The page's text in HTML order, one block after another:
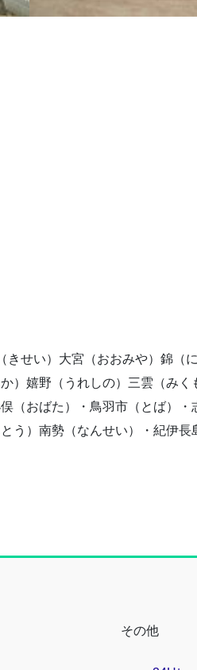
せい）大宮（おおみや）錦（
）嬉野（うれしの）三雲（みく
（おばた）・鳥羽市（とば）・
う）南勢（なんせい）・紀伊長
その他